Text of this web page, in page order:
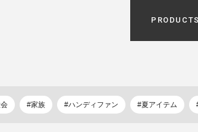
PRODUCTS
ンディ
ディフューザー / ルームスプレー / ア
#家族 #ハンディファン #夏アイテム